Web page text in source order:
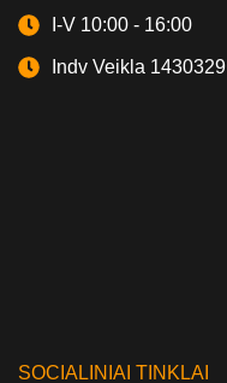
I-V 10:00 - 16:00
Indv Veikla 1430329
SOCIALINIAI TINKLAI